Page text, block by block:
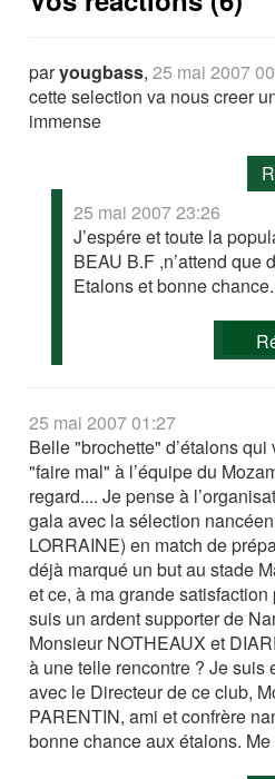
paryougbass,25 mai 2007
cette selection va nous creer
immense
25 mai 2007 23:26
J’espére et toute la
BEAU B.F ,n’attend que
Etalons et bonne chance.
25 mai 2007 01:27
Belle "brochette" d’étalons
"faire mal" à l’équipe du
regard.... Je pense à
gala avec la sélection
LORRAINE) en match de
déjà marqué un but au stade
et ce, à ma grande
suis un ardent supporter de
Monsieur NOTHEAUX et
à une telle rencontre ? Je suis
avec le Directeur de ce club,
PARENTIN, ami et confrère
bonne chance aux étalons.